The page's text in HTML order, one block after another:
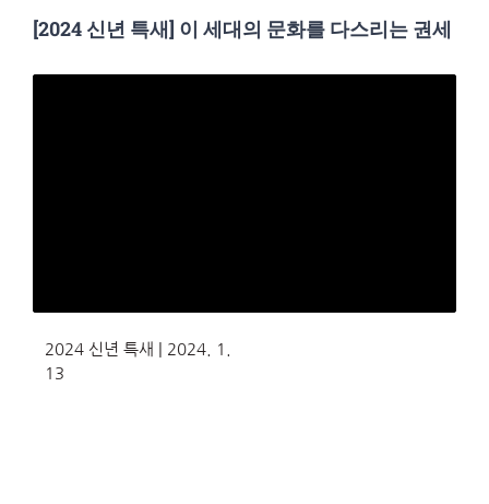
[2024 신년 특새] 이 세대의 문화를 다스리는 권세
2024 신년 특새 | 2024. 1.
13